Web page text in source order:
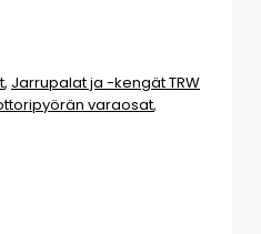
, Jarrupalat ja -kengät TRW
varaosat,